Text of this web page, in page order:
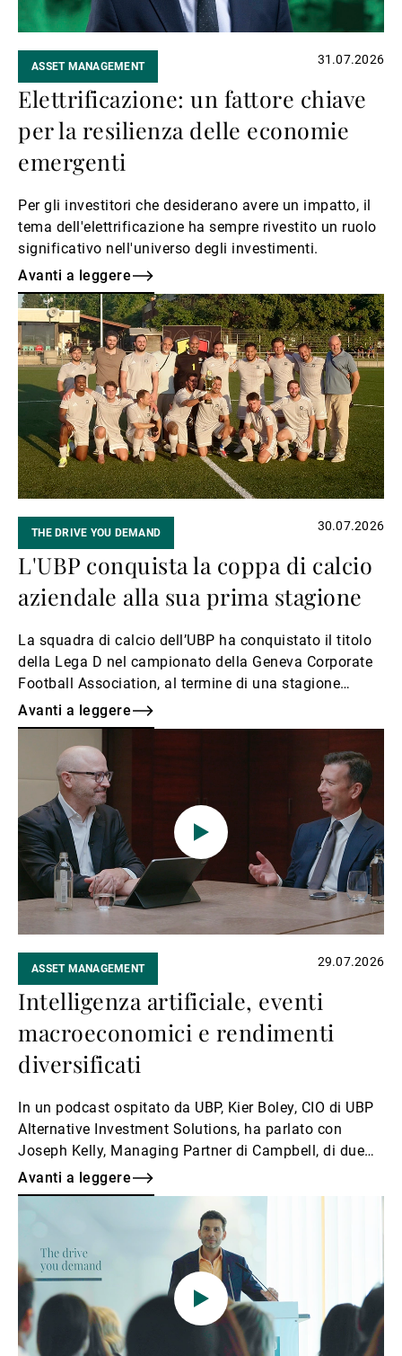
ASSET MANAGEMENT 31.07.2026
Elettrificazione: un fattore chiave
per la resilienza delle economie
emergenti
Per gli investitori che desiderano avere un impatto, il
tema dell'elettrificazione ha sempre rivestito un ruolo
significativo nell'universo degli investimenti.
Avanti a leggere
Avanti
a
leggere
THE DRIVE YOU DEMAND 30.07.2026
L'UBP conquista la coppa di calcio
aziendale alla sua prima stagione
La squadra di calcio dell’UBP ha conquistato il titolo
della Lega D nel campionato della Geneva Corporate
Football Association, al termine di una stagione
straordinaria caratterizzata da spirito di squadra,
tenacia e determinazione.
Avanti a leggere
leggere
ASSET MANAGEMENT 29.07.2026
Intelligenza artificiale, eventi
macroeconomici e rendimenti
diversificati
In un podcast ospitato da UBP, Kier Boley, CIO di UBP
Alternative Investment Solutions, ha parlato con
Joseph Kelly, Managing Partner di Campbell, di due
temi che attualmente caratterizzano il dialogo con gli
investitori: l’ascesa dell’intelligenza artificiale e la
sfida di orientarsi in un contesto macroeconomico
Avanti a leggere
leggere